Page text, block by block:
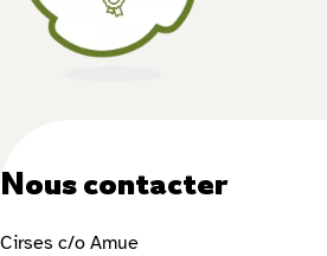
Nous contacter
Cirses c/o Amue